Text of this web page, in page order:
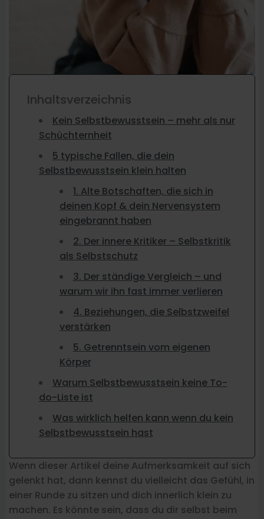
Inhaltsverzeichnis
Kein Selbstbewusstsein – mehr als nur
Schüchternheit
5 typische Fallen, die dein
Selbstbewusstsein klein halten
1. Alte Botschaften, die sich in
deinen Kopf & dein Nervensystem
eingebrannt haben
2. Der innere Kritiker – Selbstkritik
als Selbstschutz
3. Der ständige Vergleich – und
warum wir ihn fast immer verlieren
4. Beziehungen, die Selbstzweifel
verstärken
5. Getrenntsein vom eigenen
Körper
Warum Selbstbewusstsein keine To-
do-Liste ist
Was wirklich helfen kann wenn du kein
Selbstbewusstsein hast
Wenn dieser Artikel deine Aufmerksamkeit auf sich
gelenkt hat, dann kennst du vielleicht das Gefühl, in
einer Runde zu sitzen und dich innerlich klein zu
machen. Es könnte sein, dass du dir selbst beim